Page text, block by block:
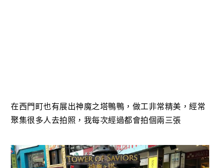
在西門町也有展出神魔之塔鴨鴨，做工非常精美，經常
聚集很多人去拍照，我每次經過都會拍個兩三張